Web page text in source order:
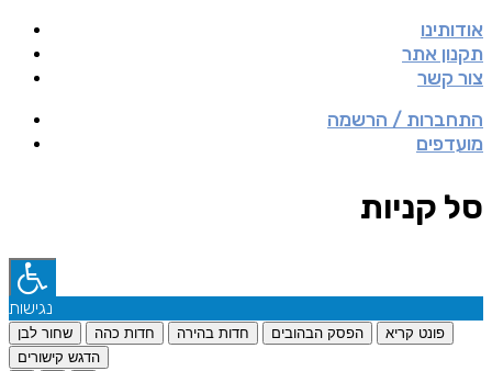
אודותינו
תקנון אתר
צור קשר
התחברות / הרשמה
מועדפים
סל קניות
נגישות
שחור לבן חדות כהה חדות בהירה הפסק הבהובים
פונט קריא
הדגש קישורים